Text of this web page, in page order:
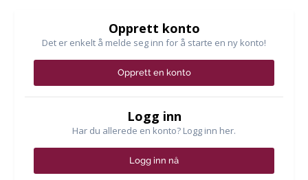
Opprett konto
Det er enkelt å melde seg inn for å starte en ny konto!
Opprett en konto
Logg inn
Har du allerede en konto? Logg inn her.
Logg inn nå